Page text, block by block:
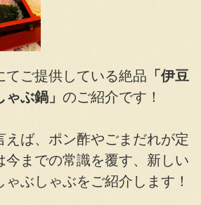
てご提供している絶品「伊豆
ゃぶ鍋」のご紹介です！
えば、ポン酢やごまだれが定
今までの常識を覆す、新しい
ゃぶしゃぶをご紹介します！